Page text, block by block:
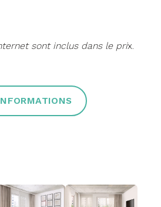
sont inclus dans le prix.